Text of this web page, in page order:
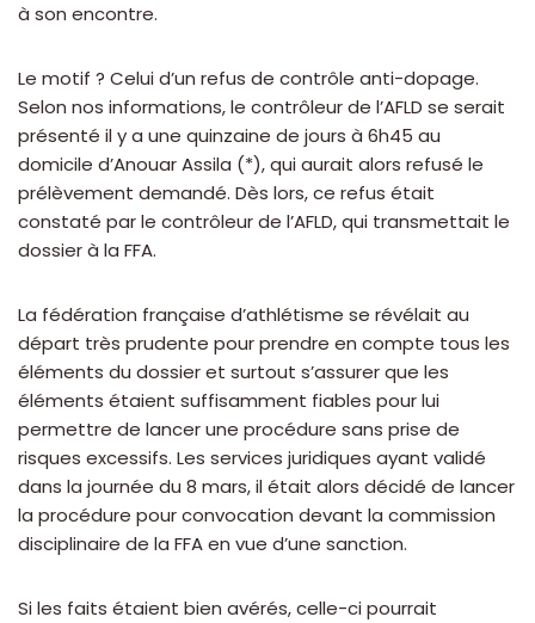
à son encontre.
Le motif ? Celui d’un refus de contrôle anti-dopage.
Selon nos informations, le contrôleur de l’AFLD se serait
présenté il y a une quinzaine de jours à 6h45 au
domicile d’Anouar Assila (*), qui aurait alors refusé le
prélèvement demandé. Dès lors, ce refus était
constaté par le contrôleur de l’AFLD, qui transmettait le
dossier à la FFA.
La fédération française d’athlétisme se révélait au
départ très prudente pour prendre en compte tous les
éléments du dossier et surtout s’assurer que les
éléments étaient suffisamment fiables pour lui
permettre de lancer une procédure sans prise de
risques excessifs. Les services juridiques ayant validé
dans la journée du 8 mars, il était alors décidé de lancer
la procédure pour convocation devant la commission
disciplinaire de la FFA en vue d’une sanction.
Si les faits étaient bien avérés, celle-ci pourrait